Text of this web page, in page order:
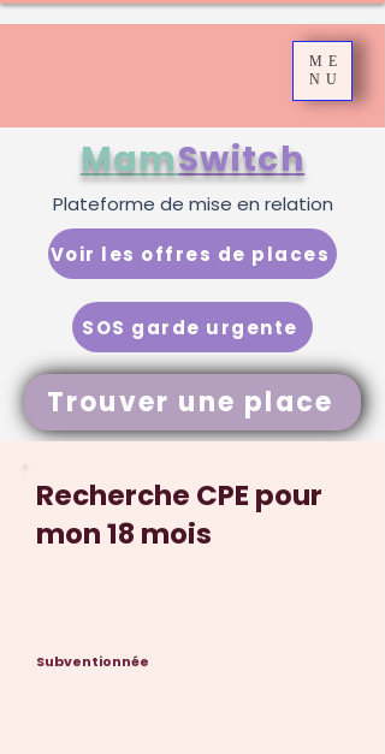
ME
NU
Trouver une place
MamSwitch
SOS garde urgente
Voir les offres de places
Plateforme de mise en relation
Recherche CPE pour
mon 18 mois
Subventionnée